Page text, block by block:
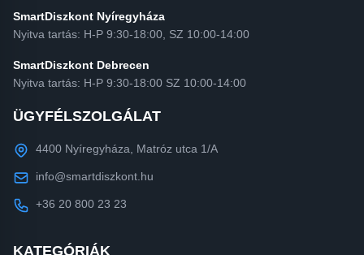
SmartDiszkont Nyíregyháza
Nyitva tartás: H-P 9:30-18:00, SZ 10:00-14:00
SmartDiszkont Debrecen
Nyitva tartás: H-P 9:30-18:00 SZ 10:00-14:00
ÜGYFÉLSZOLGÁLAT
4400 Nyíregyháza, Matróz utca 1/A
info@smartdiszkont.hu
+36 20 800 23 23
KATEGÓRIÁK